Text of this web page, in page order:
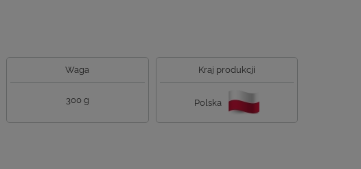
Waga
300 g
Kraj produkcji
Polska